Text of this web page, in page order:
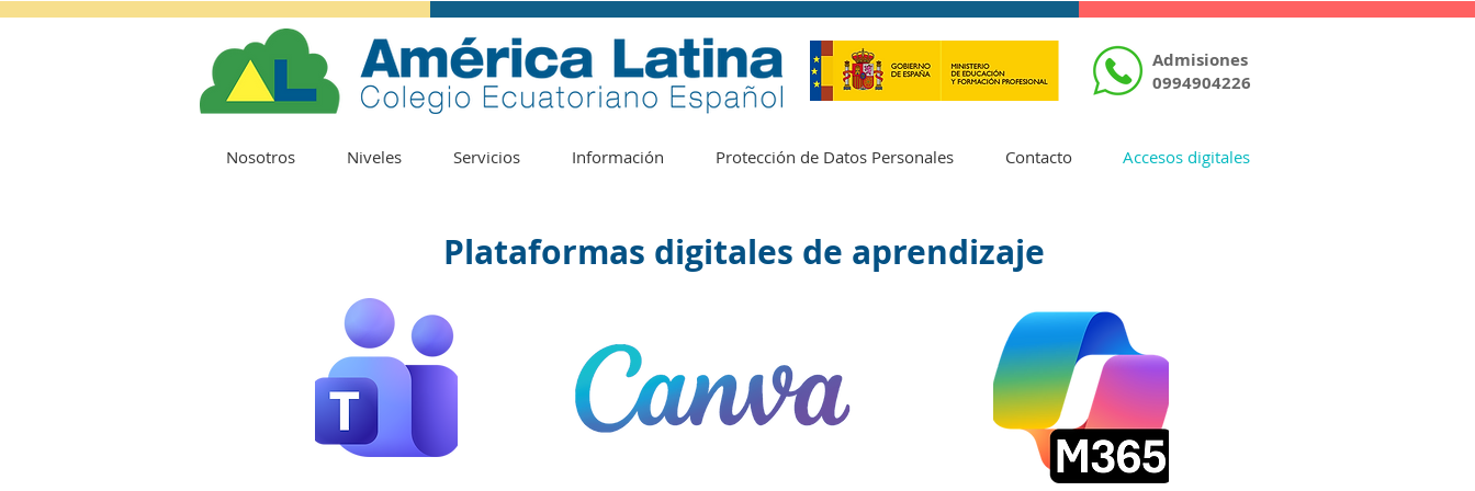
Admisiones
0994904226
Nosotros Niveles Servicios Información Protección de Datos Personales Contacto Accesos digitales
Plataformas digitales de aprendizaje